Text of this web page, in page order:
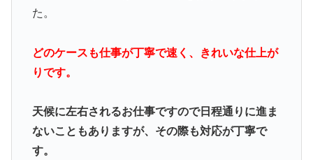
た。
どのケースも仕事が丁寧で速く、きれいな仕上が
りです。
天候に左右されるお仕事ですので日程通りに進ま
ないこともありますが、その際も対応が丁寧で
す。